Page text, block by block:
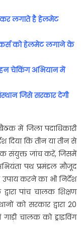
लगाते है हेलमेट
को हेलमेट लगाने के
चेकिंग अभियान में
जिसे सरकार देगी
में जिला पदाधिकारी
दिया कि तीन या तीन से
संयुक्त जांच करें, जिसमें
पथ प्रमंडल मौजूद
करने का भी निर्देश
पांच चालक शिक्षण
को सरकार द्वारा 20
चालक को ड्राइविंग